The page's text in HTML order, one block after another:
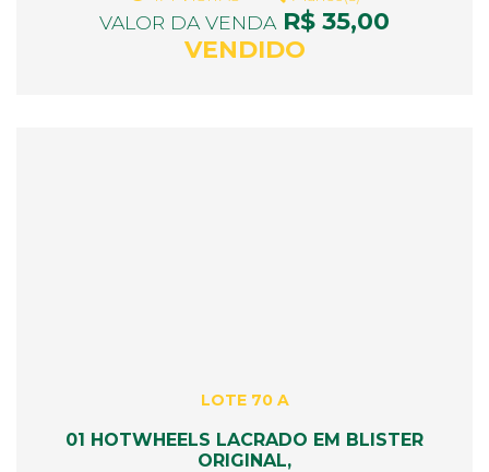
VALOR DA VENDAR$ 35,00
VENDIDO
LOTE 70 A
01 HOTWHEELS LACRADO EM BLISTER
ORIGINAL,